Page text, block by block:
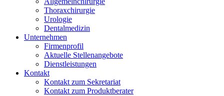
Thoraxchirurgie
Urologie
Dentalmedizin
Unternehmen
Firmenprofil
Aktuelle Stellenangebote
Dienstleistungen
Kontakt
Kontakt zum Sekretariat
Kontakt zum Produktberater